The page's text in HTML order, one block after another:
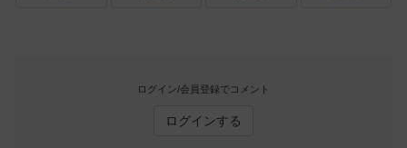
ログイン/会員登録でコメント
ログインする